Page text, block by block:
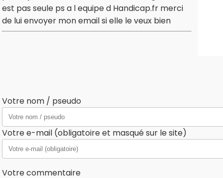
est pas seule ps a l equipe d Handicap.fr merci
de lui envoyer mon email si elle le veux bien
Votre nom / pseudo
Votre e-mail (obligatoire et masqué sur le site)
Votre commentaire